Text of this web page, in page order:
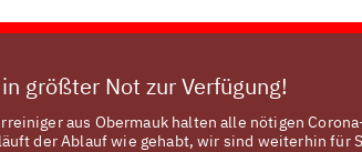
größter Not zur Verfügung!
aus Obermauk halten alle nötigen
der Ablauf wie gehabt, wir sind weiterhin für